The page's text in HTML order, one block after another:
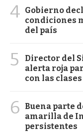
4 Gobierno
condiciones
del país
5
Director del
alerta roja
con las clases
6
Buena parte
amarilla de
persistentes